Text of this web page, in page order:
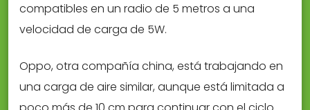
compatibles en un radio de 5 metros a una
velocidad de carga de 5W.
Oppo, otra compañía china, está trabajando en
una carga de aire similar, aunque está limitada a